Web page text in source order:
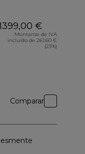
€
Montante de IVA
incluído de 261,60 €
(23%)
Comparar